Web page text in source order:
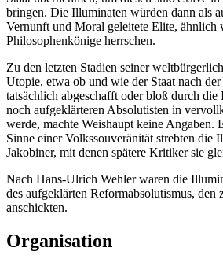
bringen. Die Illuminaten würden dann als
Vernunft und Moral geleitete Elite, ähnlich
Philosophenkönige herrschen.
Zu den letzten Stadien seiner
Utopie, etwa ob und wie der Staat nach
tatsächlich abgeschafft oder bloß durch die
noch aufgeklärteren Absolutisten in
werde, machte Weishaupt keine Angaben.
Sinne einer Volkssouveränität strebten die
Jakobiner, mit denen spätere Kritiker sie
Nach Hans-Ulrich Wehler waren die
des aufgeklärten Reformabsolutismus, den
anschickten.
Organisation